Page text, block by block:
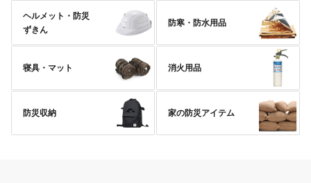
ヘルメット・防災
ずきん
防寒・防水用品
寝具・マット 消火用品
防災収納 家の防災アイテム